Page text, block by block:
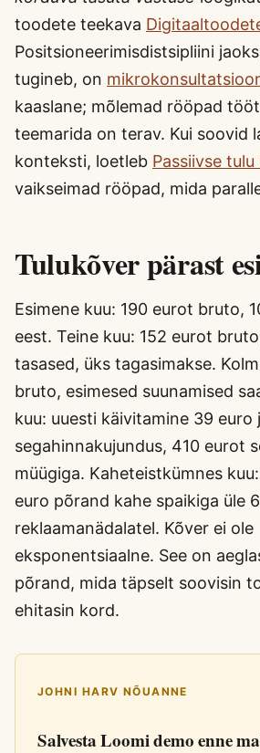
toodete teekava
Positsioneerimisdistsipliini
tugineb, on
kaaslane; mõlemad rööpad
teemarida on terav. Kui soovid
konteksti, loetleb Passiivse tulu
vaikseimad rööpad, mida
Tulukõver pärast
Esimene kuu: 190 eurot bruto,
eest. Teine kuu: 152 eurot
tasased, üks tagasimakse.
bruto, esimesed suunamised
kuu: uuesti käivitamine 39 euro
segahinnakujundus, 410 eurot
müügiga. Kaheteistkümnes
euro põrand kahe spaikiga üle
reklaamanädalatel. Kõver ei ole
eksponentsiaalne. See on
põrand, mida täpselt soovisin
ehitasin kord.
JOHNI HARV NÕUANNE
Salvesta Loomi demo enne